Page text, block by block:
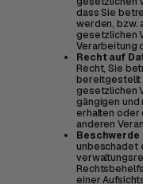
dass Sie
werden, bzw.
gesetzlichen
Verarbeitung
Recht auf
Recht, Sie
bereitgestellt
gesetzlichen
gängigen und
erhalten oder
anderen
unbeschadet
einer